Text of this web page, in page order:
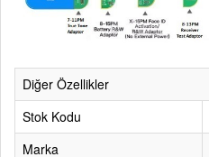
Diğer Özellikler
Stok Kodu
Marka